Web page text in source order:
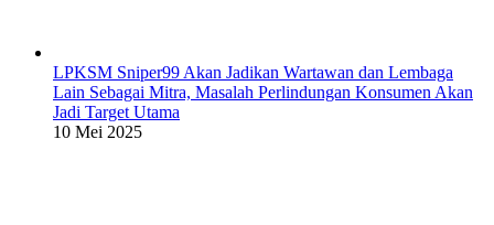
LPKSM Sniper99 Akan Jadikan Wartawan dan Lembaga
Lain Sebagai Mitra, Masalah Perlindungan Konsumen Akan
Jadi Target Utama
10 Mei 2025